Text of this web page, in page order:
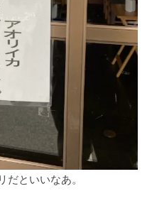
といいなあ。